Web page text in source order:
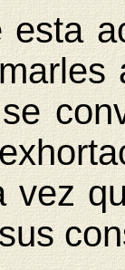
esta
vez